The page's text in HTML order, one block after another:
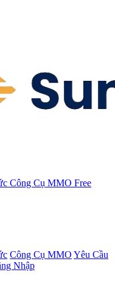
Công Cụ MMO Free
Công Cụ MMO Yêu Cầu
Nhập